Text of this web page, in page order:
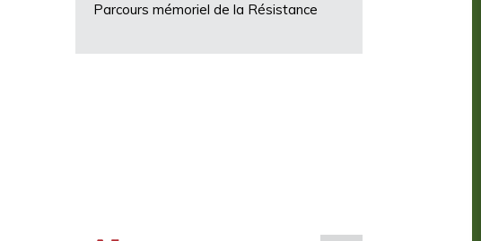
Parcours mémoriel de la Résistance